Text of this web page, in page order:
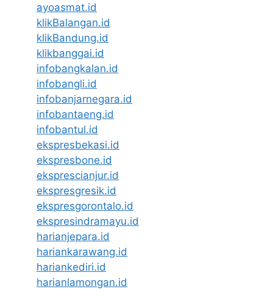
ayoasmat.id
klikBalangan.id
klikBandung.id
klikbanggai.id
infobangkalan.id
infobangli.id
infobanjarnegara.id
infobantaeng.id
infobantul.id
ekspresbekasi.id
ekspresbone.id
eksprescianjur.id
ekspresgresik.id
ekspresgorontalo.id
ekspresindramayu.id
harianjepara.id
hariankarawang.id
hariankediri.id
harianlamongan.id